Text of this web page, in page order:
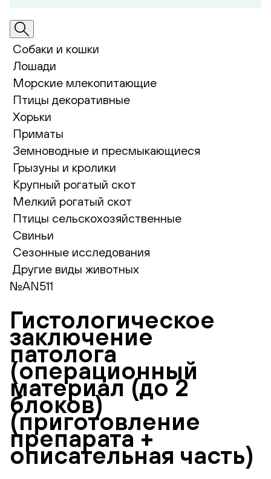
Собаки и кошки
Лошади
Морские млекопитающие
Птицы декоративные
Хорьки
Приматы
Земноводные и пресмыкающиеся
Грызуны и кролики
Крупный рогатый скот
Мелкий рогатый скот
Птицы сельскохозяйственные
Свиньи
Сезонные исследования
Другие виды животных
№AN511
Гистологическое
заключение
патолога
(операционный
материал (до 2
блоков)
(приготовление
препарата +
описательная часть)